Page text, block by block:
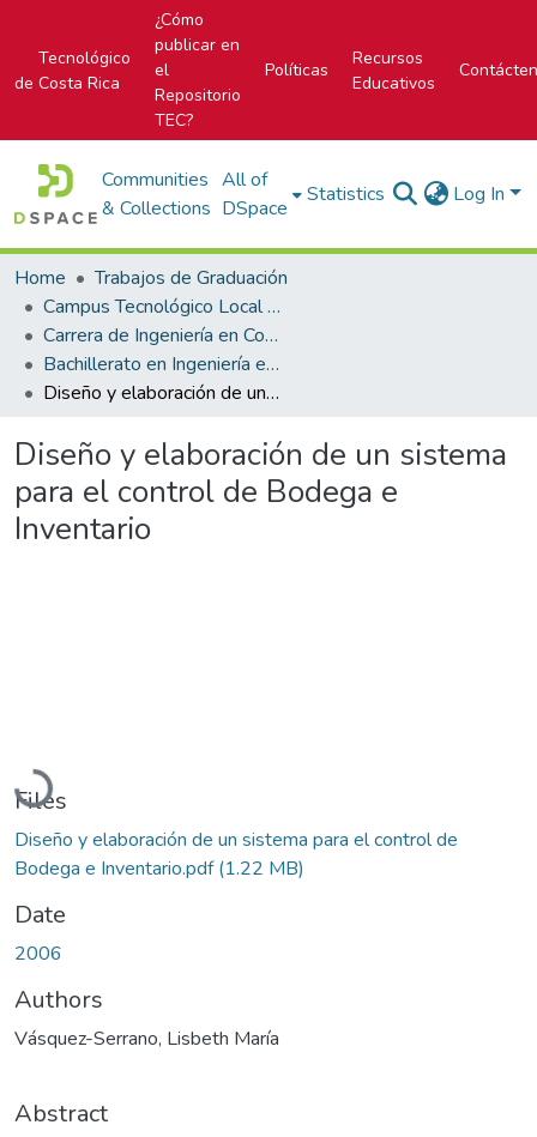
Tecnológico
de Costa Rica
¿Cómo
publicar en
el
Repositorio
TEC?
Políticas
Recursos
Educativos
Communities
& Collections
All of
DSpace
Statistics Log In
Home
Trabajos de Graduación
Campus Tecnológico Local San Carlos
Carrera de Ingeniería en Computación
Bachillerato en Ingeniería en Computación
Diseño y elaboración de un sistema para el control de Bodega e Inventario
Diseño y elaboración de un sistema
para el control de Bodega e
Inventario
Loading...
Files
Diseño y elaboración de un sistema para el control de
Bodega e Inventario.pdf(1.22 MB)
Date
2006
Authors
Vásquez-Serrano, Lisbeth María
Abstract